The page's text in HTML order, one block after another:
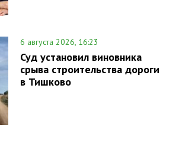
6 августа 2026, 16:23
Суд установил виновника
срыва строительства дороги
в Тишково